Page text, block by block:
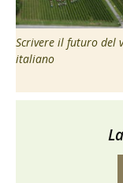
Scrivere il futuro del
italiano